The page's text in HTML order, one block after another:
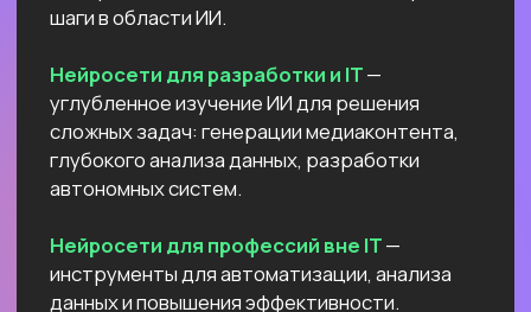
программирование и востребованные
методы разработки в 2−4 раза быстрее
с помощью нейросетей и no-соde
инструментов!
Чат-боты
Вайб-кодинг